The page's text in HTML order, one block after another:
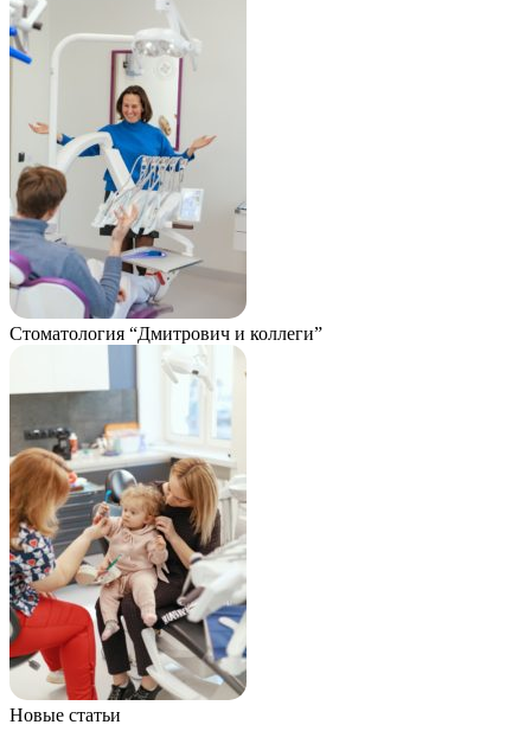
Стоматология “Дмитрович и коллеги”
Новые статьи